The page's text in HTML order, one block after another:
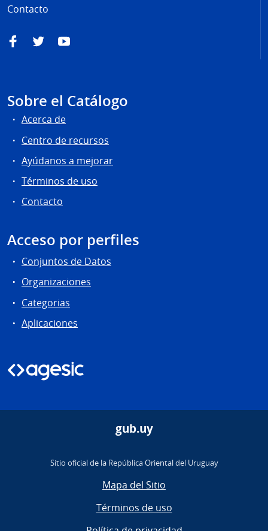
Contacto
FacebookTwitterYouTube
Sobre el Catálogo
Acerca de
Centro de recursos
Ayúdanos a mejorar
Términos de uso
Contacto
Acceso por perfiles
Conjuntos de Datos
Organizaciones
Categorias
Aplicaciones
gub.uy
Sitio oficial de la República Oriental del Uruguay
Mapa del Sitio
Términos de uso